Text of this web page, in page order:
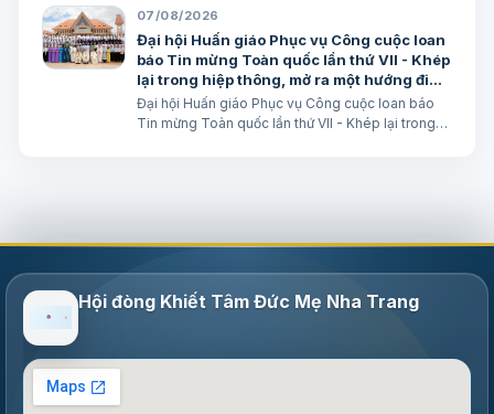
07/08/2026
Đại hội Huấn giáo Phục vụ Công cuộc loan
báo Tin mừng Toàn quốc lần thứ VII - Khép
lại trong hiệp thông, mở ra một hướng đi
mới cho công cuộc huấn giáo Việt Nam
Đại hội Huấn giáo Phục vụ Công cuộc loan báo
Tin mừng Toàn quốc lần thứ VII - Khép lại trong
Hội đòng Khiết Tâm Đức Mẹ Nha Trang